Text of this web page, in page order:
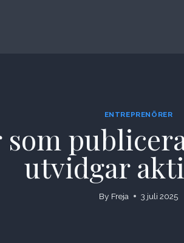
ENTREPRENÖRER
utvidgar
By Freja 3 juli 2025